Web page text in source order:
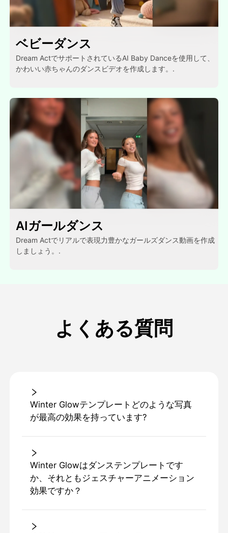
ベビーダンス
Dream ActでサポートされているAI Baby Danceを使用して、
かわいい赤ちゃんのダンスビデオを作成します。.
AIガールダンス
Dream Actでリアルで表現力豊かなガールズダンス動画を作成
しましょう。.
よくある質問
Winter Glowテンプレートどのような写真
が最高の効果を持っています?
Winter Glowはダンステンプレートです
か、それともジェスチャーアニメーション
効果ですか？